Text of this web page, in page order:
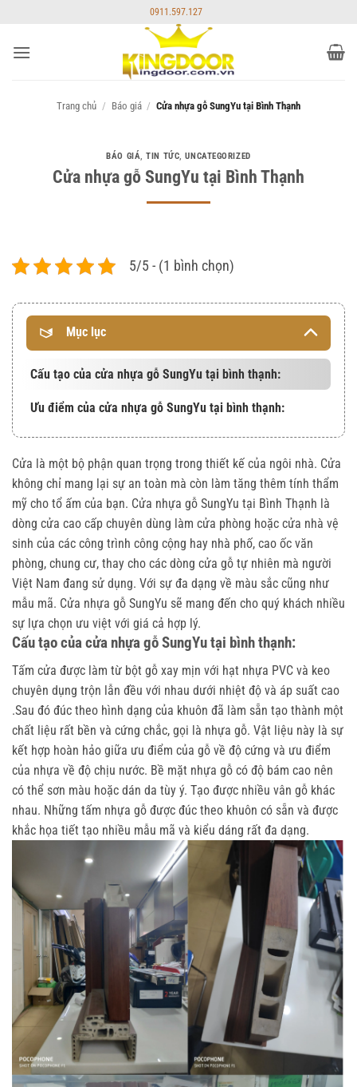
nội
0911.597.127
Trang chủ / Báo giá / Cửa nhựa gỗ SungYu tại Bình Thạnh
BÁO GIÁ,TIN TỨC,UNCATEGORIZED
Cửa nhựa gỗ SungYu tại Bình Thạnh
5/5 - (1 bình chọn)
Mục lục
Cấu tạo của cửa nhựa gỗ SungYu tại bình thạnh:
Ưu điểm của cửa nhựa gỗ SungYu tại bình thạnh:
Cửa là một bộ phận quan trọng trong thiết kế của ngôi nhà. Cửa
không chỉ mang lại sự an toàn mà còn làm tăng thêm tính thẩm
mỹ cho tổ ấm của bạn. Cửa nhựa gỗ SungYu tại Bình Thạnh là
dòng cửa cao cấp chuyên dùng làm cửa phòng hoặc cửa nhà vệ
sinh của các công trình công cộng hay nhà phố, cao ốc văn
phòng, chung cư, thay cho các dòng cửa gỗ tự nhiên mà người
Việt Nam đang sử dụng. Với sự đa dạng về màu sắc cũng như
mẫu mã. Cửa nhựa gỗ SungYu sẽ mang đến cho quý khách nhiều
sự lựa chọn ưu việt với giá cả hợp lý.
Cấu tạo của cửa nhựa gỗ SungYu tại bình thạnh:
Tấm cửa được làm từ bột gỗ xay mịn với hạt nhựa PVC và keo
chuyên dụng trộn lẫn đều với nhau dưới nhiệt độ và áp suất cao
.Sau đó đúc theo hình dạng của khuôn đã làm sẵn tạo thành một
chất liệu rất bền và cứng chắc, gọi là nhựa gỗ. Vật liệu này là sự
kết hợp hoàn hảo giữa ưu điểm của gỗ về độ cứng và ưu điểm
của nhựa về độ chịu nước. Bề mặt nhựa gỗ có độ bám cao nên
có thể sơn màu hoặc dán da tùy ý. Tạo được nhiều vân gỗ khác
nhau. Những tấm nhựa gỗ được đúc theo khuôn có sẵn và được
khắc họa tiết tạo nhiều mẫu mã và kiểu dáng rất đa dạng.